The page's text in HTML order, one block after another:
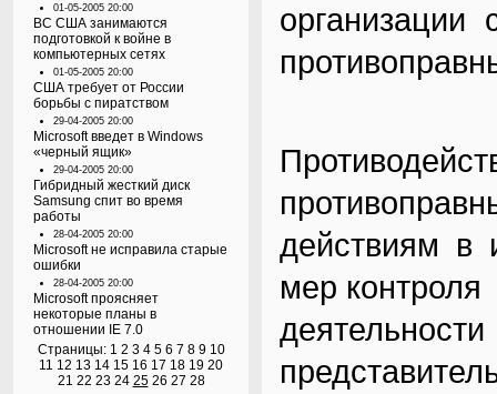
01-05-2005 20:00
ВС США занимаются
подготовкой к войне в
компьютерных сетях
01-05-2005 20:00
США требует от России
борьбы с пиратством
29-04-2005 20:00
Microsoft введет в Windows
«черный ящик»
29-04-2005 20:00
Гибридный жесткий диск
Samsung спит во время
работы
28-04-2005 20:00
Microsoft не исправила старые
ошибки
28-04-2005 20:00
Microsoft проясняет
некоторые планы в
отношении IE 7.0
Страницы: 1 2 3 4 5 6 7 8 9 10
11 12 13 14 15 16 17 18 19 20
21 22 23 24 25 26 27 28
организации
действиям в
мер контроля